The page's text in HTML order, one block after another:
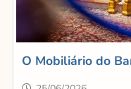
O Mobiliário do